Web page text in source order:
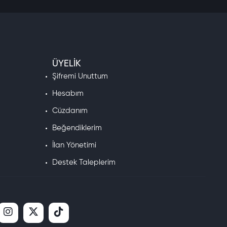
ÜYELIK
Şifremi Unuttum
Hesabım
Cüzdanım
Beğendiklerim
İlan Yönetimi
Destek Taleplerim